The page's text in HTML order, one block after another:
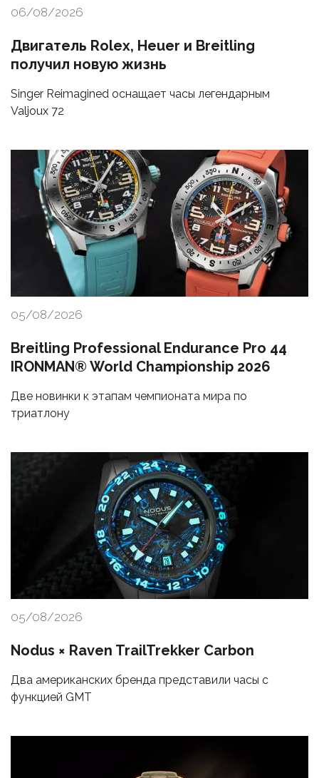
06/08/2026
Двигатель Rolex, Heuer и Breitling
получил новую жизнь
Singer Reimagined оснащает часы легендарным
Valjoux 72
05/08/2026
Breitling Professional Endurance Pro 44
IRONMAN® World Championship 2026
Две новинки к этапам чемпионата мира по
триатлону
05/08/2026
Nodus × Raven TrailTrekker Carbon
Два американских бренда представили часы с
функцией GMT